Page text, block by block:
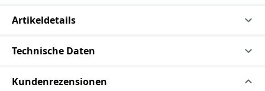
Artikeldetails
Technische Daten
Kundenrezensionen